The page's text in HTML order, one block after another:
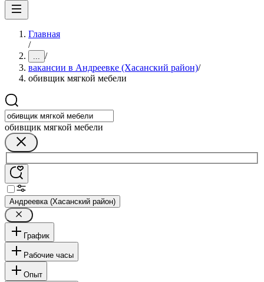
Главная
/
... /
вакансии в Андреевке (Хасанский район)/
обивщик мягкой мебели
обивщик мягкой мебели
Андреевка (Хасанский район)
График
Рабочие часы
Опыт